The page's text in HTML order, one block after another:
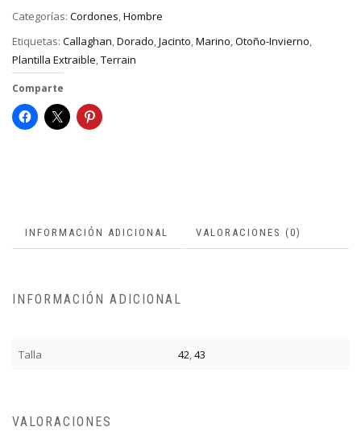
Categorías: Cordones,Hombre
Etiquetas: Callaghan,Dorado,Jacinto,Marino,Otoño-Invierno,
Plantilla Extraible,Terrain
Comparte
INFORMACIÓN ADICIONAL VALORACIONES (0)
INFORMACIÓN ADICIONAL
Talla 42,43
VALORACIONES